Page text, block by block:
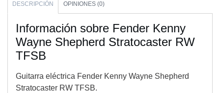
DESCRIPCIÓN OPINIONES (0)
Información sobre Fender Kenny
Wayne Shepherd Stratocaster RW
TFSB
Guitarra eléctrica Fender Kenny Wayne Shepherd
Stratocaster RW TFSB.